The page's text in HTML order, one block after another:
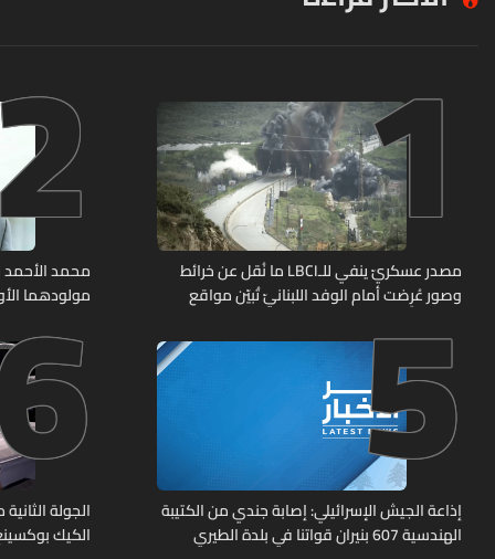
1
مصدر عسكريّ ينفي للـLBCI ما نُقل عن خرائط
وصور عُرِضت أمام الوفد اللبنانيّ تُبيّن مواقع
محمد
مولودهما
5
إذاعة الجيش الإسرائيلي: إصابة جندي من الكتيبة
الهندسية 607 بنيران قواتنا في بلدة الطيري
الكيك